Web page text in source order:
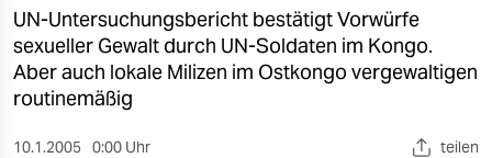
kultur
sport
UN-Untersuchungsbericht bestätigt Vorwürfe
sexueller Gewalt durch UN-Soldaten im Kongo.
Aber auch lokale Milizen im Ostkongo vergewaltigen
routinemäßig
10.1.2005 0:00 Uhr teilen